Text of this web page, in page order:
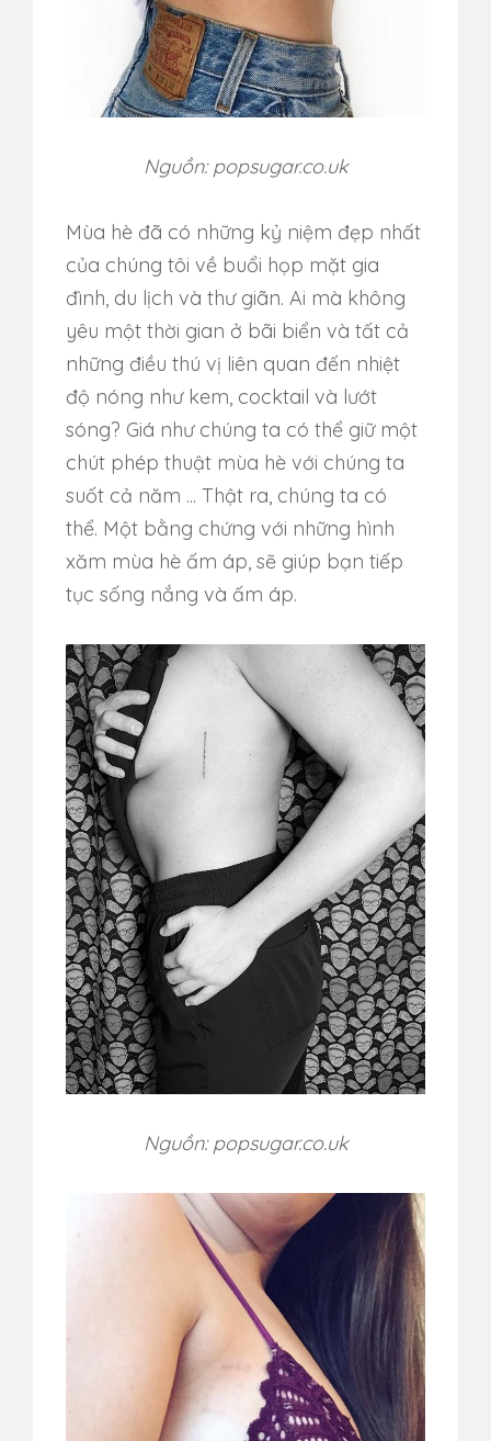
Nguồn: popsugar.co.uk
Mùa hè đã có những kỷ niệm đẹp nhất
của chúng tôi về buổi họp mặt gia
đình, du lịch và thư giãn. Ai mà không
yêu một thời gian ở bãi biển và tất cả
những điều thú vị liên quan đến nhiệt
độ nóng như kem, cocktail và lướt
sóng? Giá như chúng ta có thể giữ một
chút phép thuật mùa hè với chúng ta
suốt cả năm ... Thật ra, chúng ta có
thể. Một bằng chứng với những hình
xăm mùa hè ấm áp, sẽ giúp bạn tiếp
tục sống nắng và ấm áp.
Nguồn: popsugar.co.uk